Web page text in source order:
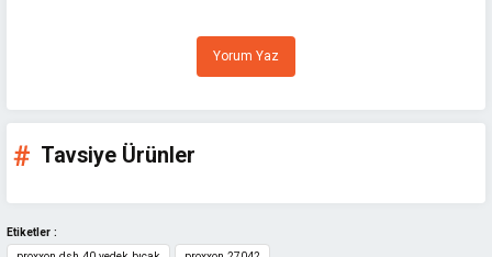
Ürün resmi kalitesiz, bozuk veya görüntülenemiyor.
Ürün açıklamasında eksik bilgiler bulunuyor.
Bu ürüne benzer farklı alternatifler olmalı.
Yorum Yaz
Tavsiye Ürünler
Etiketler :